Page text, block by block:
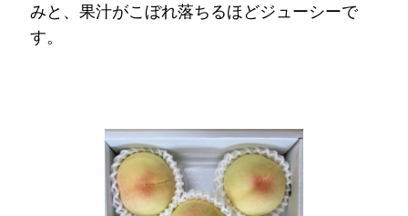
みと、果汁がこぼれ落ちるほどジューシーで
す。